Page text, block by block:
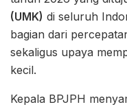
(UMK) di seluruh
bagian dari
sekaligus upaya
kecil.
Kepala BPJPH